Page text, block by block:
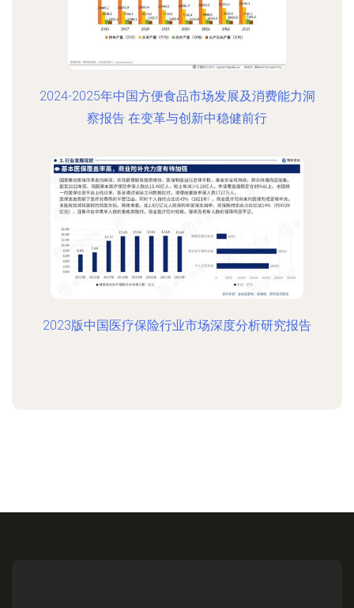
2024-2025年中国方便食品市场发展及消费能力洞
察报告 在变革与创新中稳健前行
2023版中国医疗保险行业市场深度分析研究报告